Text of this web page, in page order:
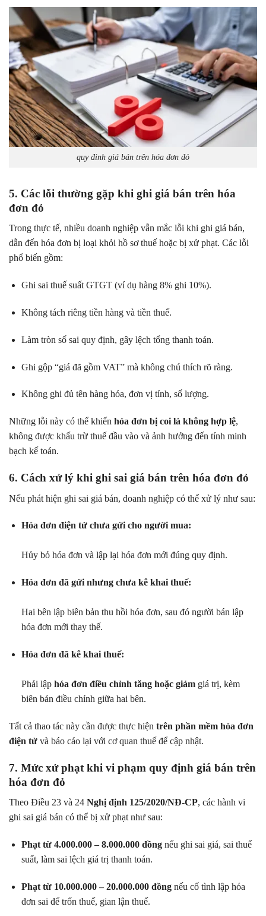
quy đinh giá bán trên hóa đơn đỏ
5. Các lỗi thường gặp khi ghi giá bán trên hóa
đơn đỏ
Trong thực tế, nhiều doanh nghiệp vẫn mắc lỗi khi ghi giá bán,
dẫn đến hóa đơn bị loại khỏi hồ sơ thuế hoặc bị xử phạt. Các lỗi
phổ biến gồm:
Ghi sai thuế suất GTGT (ví dụ hàng 8% ghi 10%).
Không tách riêng tiền hàng và tiền thuế.
Làm tròn số sai quy định, gây lệch tổng thanh toán.
Ghi gộp “giá đã gồm VAT” mà không chú thích rõ ràng.
Không ghi đủ tên hàng hóa, đơn vị tính, số lượng.
Những lỗi này có thể khiến hóa đơn bị coi là không hợp lệ,
không được khấu trừ thuế đầu vào và ảnh hưởng đến tính minh
bạch kế toán.
6. Cách xử lý khi ghi sai giá bán trên hóa đơn đỏ
Nếu phát hiện ghi sai giá bán, doanh nghiệp có thể xử lý như sau:
Hóa đơn điện tử chưa gửi cho người mua:
Hủy bỏ hóa đơn và lập lại hóa đơn mới đúng quy định.
Hóa đơn đã gửi nhưng chưa kê khai thuế:
Hai bên lập biên bản thu hồi hóa đơn, sau đó người bán lập
hóa đơn mới thay thế.
Hóa đơn đã kê khai thuế:
Phải lập hóa đơn điều chỉnh tăng hoặc giảmgiá trị, kèm
biên bản điều chỉnh giữa hai bên.
Tất cả thao tác này cần được thực hiện trên phần mềm hóa đơn
điện tử và báo cáo lại với cơ quan thuế để cập nhật.
7. Mức xử phạt khi vi phạm quy định giá bán trên
hóa đơn đỏ
Theo Điều 23 và 24 Nghị định 125/2020/NĐ-CP, các hành vi
ghi sai giá bán có thể bị xử phạt như sau:
Phạt từ 4.000.000 – 8.000.000 đồngnếu ghi sai giá, sai thuế
suất, làm sai lệch giá trị thanh toán.
Phạt từ 10.000.000 – 20.000.000 đồngnếu cố tình lập hóa
đơn sai để trốn thuế, gian lận thuế.